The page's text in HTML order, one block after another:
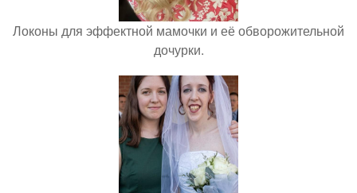
Локоны для эффектной мамочки и её обворожительной
дочурки.